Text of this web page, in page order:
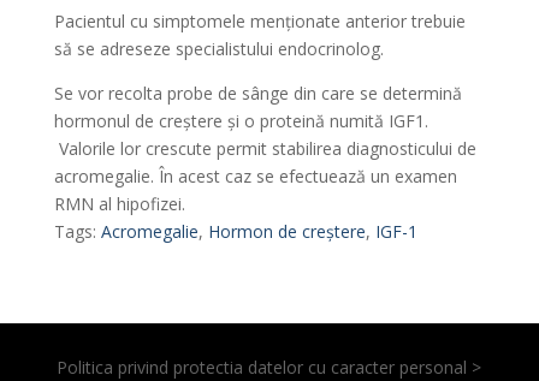
Pacientul cu simptomele menționate anterior trebuie
să se adreseze specialistului endocrinolog.
Se vor recolta probe de sânge din care se determină
hormonul de creștere și o proteină numită IGF1.
Valorile lor crescute permit stabilirea diagnosticului de
acromegalie. În acest caz se efectuează un examen
RMN al hipofizei.
Tags: Acromegalie, Hormon de creștere, IGF-1
Politica privind protectia datelor cu caracter personal >